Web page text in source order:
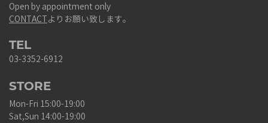
Open by appointment only
CONTACTよりお願い致します。
TEL
03-3352-6912
STORE
Mon-Fri 15:00-19:00
Sat,Sun 14:00-19:00